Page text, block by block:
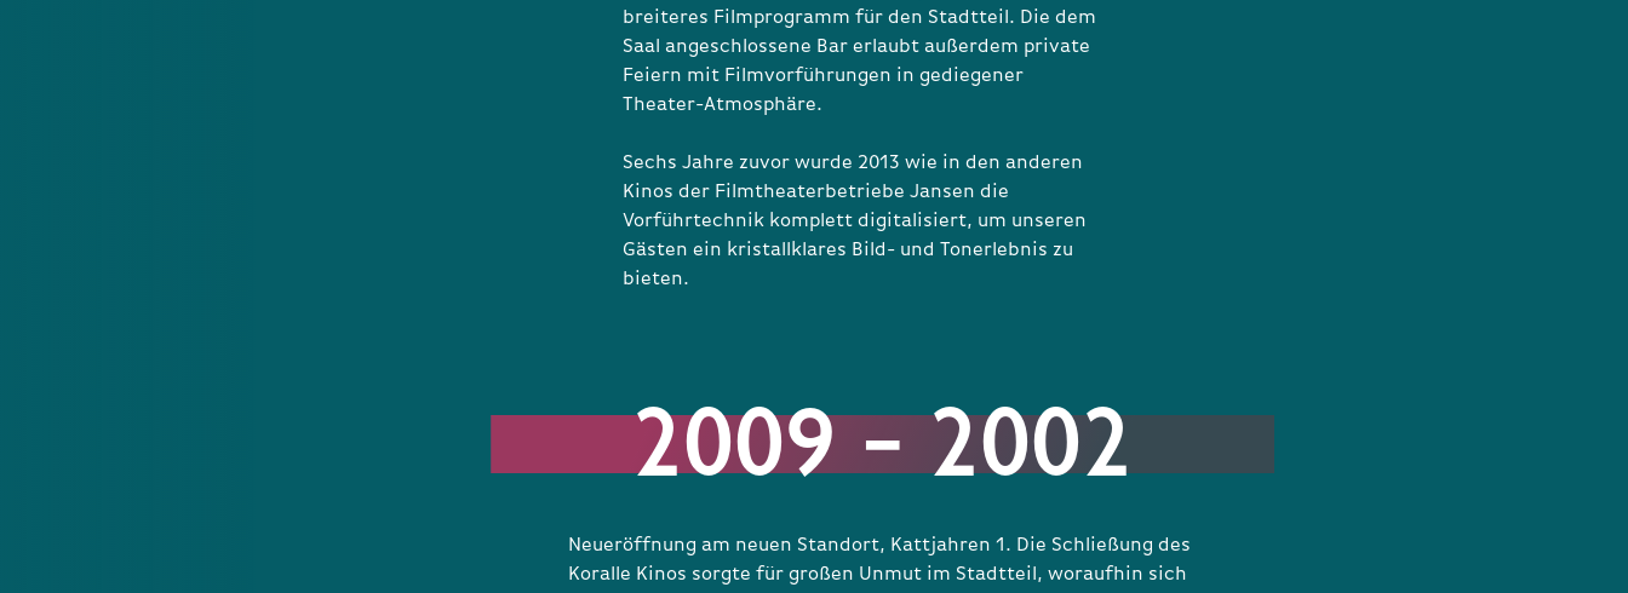
breiteres Filmprogramm für den Stadtteil. Die dem
Saal angeschlossene Bar erlaubt außerdem private
Feiern mit Filmvorführungen in gediegener
Theater-Atmosphäre.
Sechs Jahre zuvor wurde 2013 wie in den anderen
Kinos der Filmtheaterbetriebe Jansen die
Vorführtechnik komplett digitalisiert, um unseren
Gästen ein kristallklares Bild- und Tonerlebnis zu
bieten.
2009 – 2002
Neueröffnung am neuen Standort, Kattjahren 1. Die Schließung des
Koralle Kinos sorgte für großen Unmut im Stadtteil, woraufhin sich